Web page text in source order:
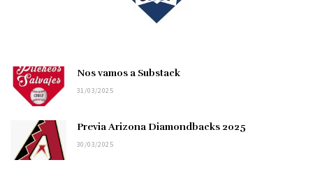
Nos vamos a Substack
31/03/2025
Previa Arizona Diamondbacks 2025
30/03/2025